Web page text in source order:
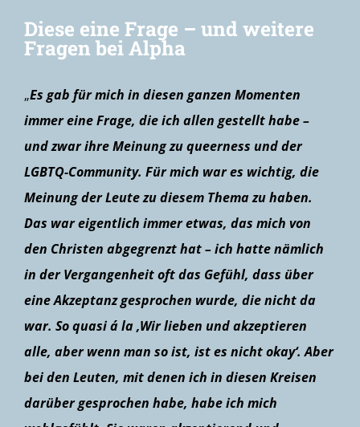
Diese eine Frage – und weitere
Fragen bei Alpha
„Es gab für mich in diesen ganzen Momenten
immer eine Frage, die ich allen gestellt habe –
und zwar ihre Meinung zu queerness und der
LGBTQ-Community. Für mich war es wichtig, die
Meinung der Leute zu diesem Thema zu haben.
Das war eigentlich immer etwas, das mich von
den Christen abgegrenzt hat – ich hatte nämlich
in der Vergangenheit oft das Gefühl, dass über
eine Akzeptanz gesprochen wurde, die nicht da
war. So quasi á la ‚Wir lieben und akzeptieren
alle, aber wenn man so ist, ist es nicht okay‘. Aber
bei den Leuten, mit denen ich in diesen Kreisen
darüber gesprochen habe, habe ich mich